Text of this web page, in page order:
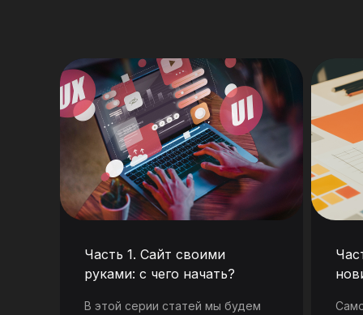
Часть 1. Сайт своими
руками: с чего начать?
В этой серии статей мы будем